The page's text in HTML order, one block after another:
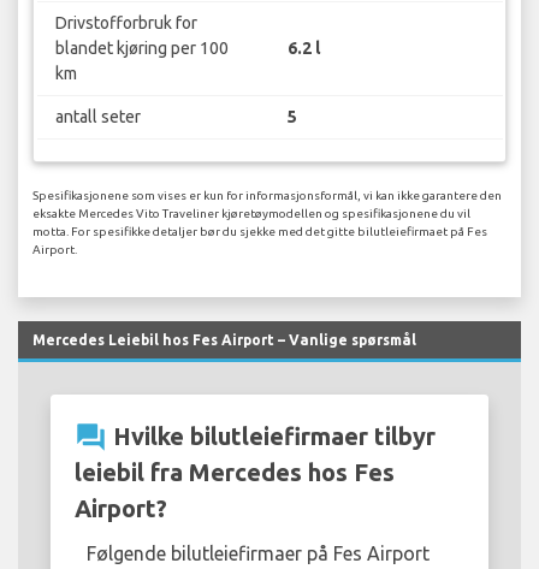
Drivstofforbruk for
blandet kjøring per 100
km
6.2 l
antall seter 5
Spesifikasjonene som vises er kun for informasjonsformål, vi kan ikke garantere den
eksakte Mercedes Vito Traveliner kjøretøymodellen og spesifikasjonene du vil
motta. For spesifikke detaljer bør du sjekke med det gitte bilutleiefirmaet på Fes
Airport.
Mercedes Leiebil hos Fes Airport – Vanlige spørsmål
question_answer Hvilke bilutleiefirmaer tilbyr
leiebil fra Mercedes hos Fes
Airport?
Følgende bilutleiefirmaer på Fes Airport